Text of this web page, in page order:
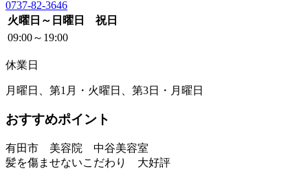
0737-82-3646
火曜日～日曜日 祝日
09:00～19:00
休業日
月曜日、第1月・火曜日、第3日・月曜日
おすすめポイント
有田市 美容院 中谷美容室
髪を傷ませないこだわり 大好評